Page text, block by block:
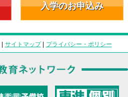
入学のお申込み
| サイトマップ| プライバシー・ポリシー